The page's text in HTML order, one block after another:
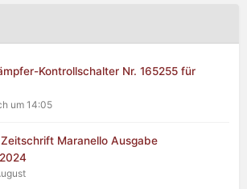
Kontrollschalter Nr. 165255 für
um 14:05
Maranello Ausgabe